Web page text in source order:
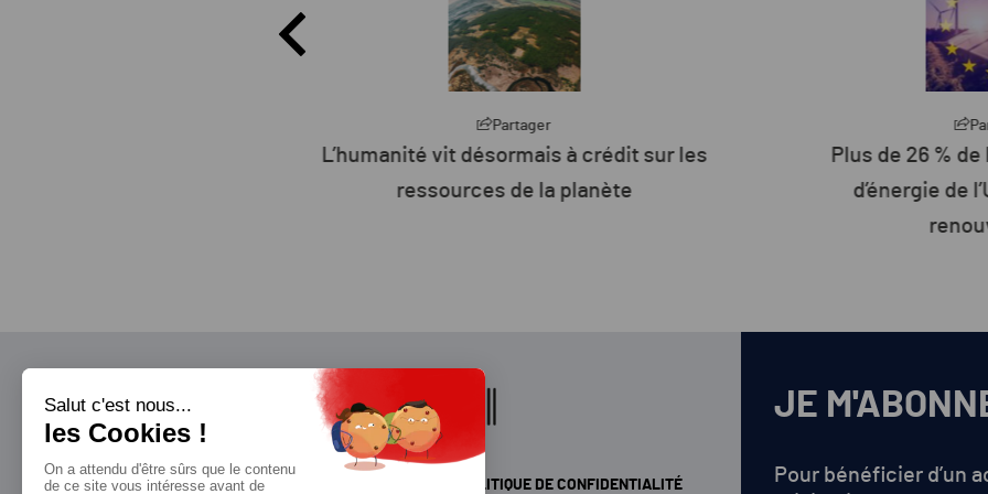
Partager
L’humanité vit désormais à crédit sur les
ressources de la planète
Plus de 26 % de
d’énergie de
QUI SOMMES-NOUS?MENTIONS LÉGALES POLITIQUE DE CONFIDENTIALITÉ
JE
Pour bénéficier d’un